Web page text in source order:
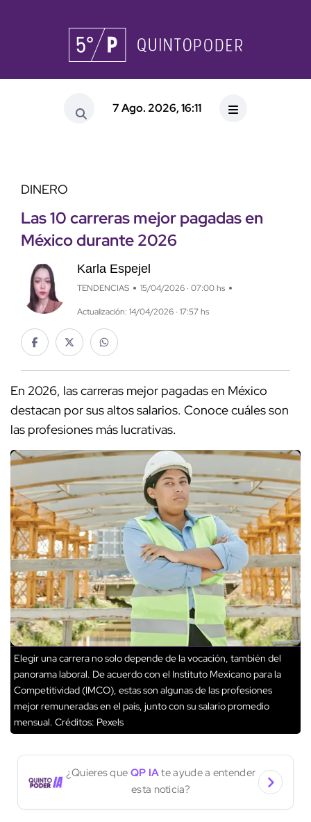
7 Ago. 2026, 16:11
DINERO
Las 10 carreras mejor pagadas en
México durante 2026
Karla Espejel
TENDENCIAS 15/04/2026 · 07:00 hs
Actualización: 14/04/2026 · 17:57 hs
En 2026, las carreras mejor pagadas en México
destacan por sus altos salarios. Conoce cuáles son
las profesiones más lucrativas.
Elegir una carrera no solo depende de la vocación, también del
panorama laboral. De acuerdo con el Instituto Mexicano para la
Competitividad (IMCO), estas son algunas de las profesiones
mejor remuneradas en el país, junto con su salario promedio
mensual. Créditos: Pexels
¿Quieres que QP IAte ayude a entender
esta noticia?